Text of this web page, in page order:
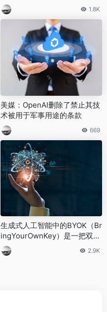
1.8K
美媒：OpenAI删除了禁止其技
术被用于军事用途的条款
669
生成式人工智能中的BYOK（Br
ingYourOwnKey）是一把双刃
剑
2.9K